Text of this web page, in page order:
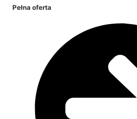
Pełna oferta